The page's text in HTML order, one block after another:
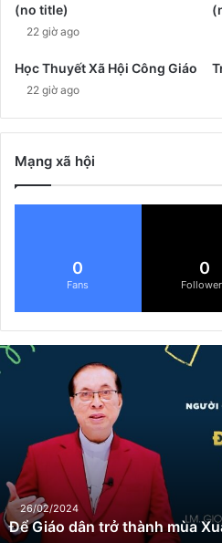
(no title)
22 giờ ago
Học Thuyết Xã Hội Công Giáo
22 giờ ago
Mạng xã hội
0
Fans
0
Đ
ể
â
n
t
26/02/2024
Để Giáo dân trở thành mùa